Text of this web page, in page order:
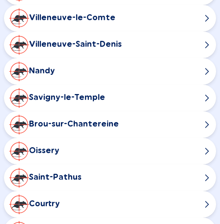
Villeneuve-le-Comte
Villeneuve-Saint-Denis
Nandy
Savigny-le-Temple
Brou-sur-Chantereine
Oissery
Saint-Pathus
Courtry